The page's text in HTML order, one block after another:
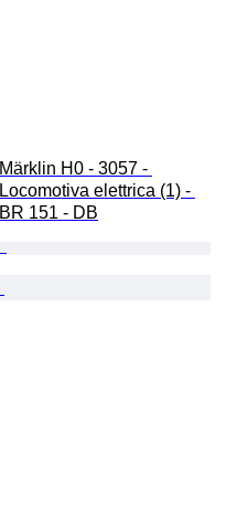
Märklin H0 - 3057 -
Locomotiva elettrica (1) -
BR 151 - DB